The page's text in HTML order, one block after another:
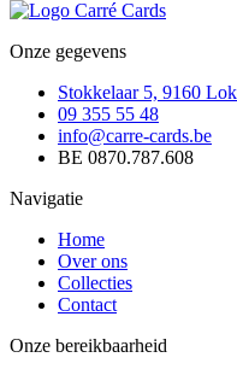
Onze gegevens
Stokkelaar 5, 9160
09 355 55 48
info@carre-cards.be
BE 0870.787.608
Navigatie
Home
Over ons
Collecties
Contact
Onze bereikbaarheid